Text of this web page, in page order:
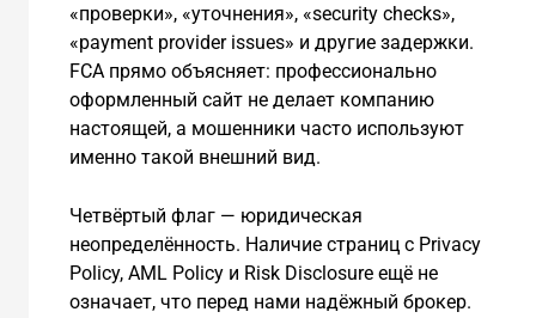
«проверки», «уточнения», «security checks»,
«payment provider issues» и другие задержки.
FCA прямо объясняет: профессионально
оформленный сайт не делает компанию
настоящей, а мошенники часто используют
именно такой внешний вид.
Четвёртый флаг — юридическая
неопределённость. Наличие страниц с Privacy
Policy, AML Policy и Risk Disclosure ещё не
означает, что перед нами надёжный брокер.